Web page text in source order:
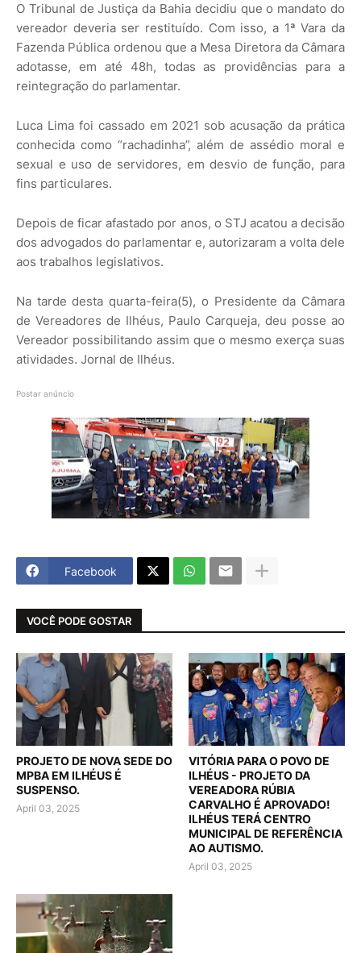
O Tribunal de Justiça da Bahia decidiu que o mandato do
vereador deveria ser restituído. Com isso, a 1ª Vara da
Fazenda Pública ordenou que a Mesa Diretora da Câmara
adotasse, em até 48h, todas as providências para a
reintegração do parlamentar.
Luca Lima foi cassado em 2021 sob acusação da prática
conhecida como “rachadinha”, além de assédio moral e
sexual e uso de servidores, em desvio de função, para
fins particulares.
Depois de ficar afastado por anos, o STJ acatou a decisão
dos advogados do parlamentar e, autorizaram a volta dele
aos trabalhos legislativos.
Na tarde desta quarta-feira(5), o Presidente da Câmara
de Vereadores de Ilhéus, Paulo Carqueja, deu posse ao
Vereador possibilitando assim que o mesmo exerça suas
atividades. Jornal de Ilhéus.
Postar anúncio
Facebook
VOCÊ PODE GOSTAR
PROJETO DE NOVA SEDE DO
MPBA EM ILHÉUS É
SUSPENSO.
April 03, 2025
VITÓRIA PARA O POVO DE
ILHÉUS - PROJETO DA
VEREADORA RÚBIA
CARVALHO É APROVADO!
ILHÉUS TERÁ CENTRO
MUNICIPAL DE REFERÊNCIA
AO AUTISMO.
April 03, 2025